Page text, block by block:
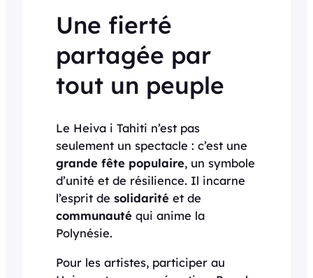
Une fierté
partagée par
tout un peuple
Le Heiva i Tahiti n’est pas
seulement un spectacle : c’est une
grande fête populaire, un symbole
d’unité et de résilience. Il incarne
l’esprit de solidarité et de
communauté qui anime la
Polynésie.
Pour les artistes, participer au